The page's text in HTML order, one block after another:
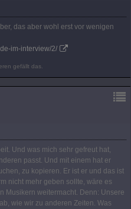
das aber wohl erst vor wenigen
im-interview/2/
gefällt das.
Und was mich sehr gefreut hat,
passt. Und mit einem hat er
zu kopieren. Er ist er und das ist
nicht mehr geben sollte, wäre es
Musikern weitermacht. Denn: Unsere
wie wir zu anderen Zeiten. Was